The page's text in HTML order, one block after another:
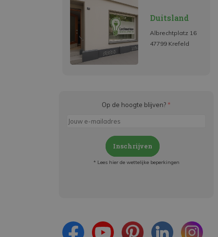
Duitsland
Albrechtplatz 16
47799 Krefeld
Op de hoogte blijven? *
Inschrijven
* Lees hier de wettelijke beperkingen